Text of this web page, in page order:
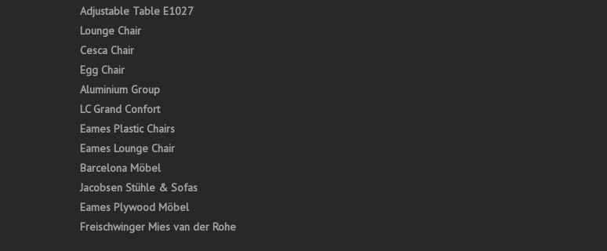
Adjustable Table E1027
Lounge Chair
Cesca Chair
Egg Chair
Aluminium Group
LC Grand Confort
Eames Plastic Chairs
Eames Lounge Chair
Barcelona Möbel
Jacobsen Stühle & Sofas
Eames Plywood Möbel
Freischwinger Mies van der Rohe